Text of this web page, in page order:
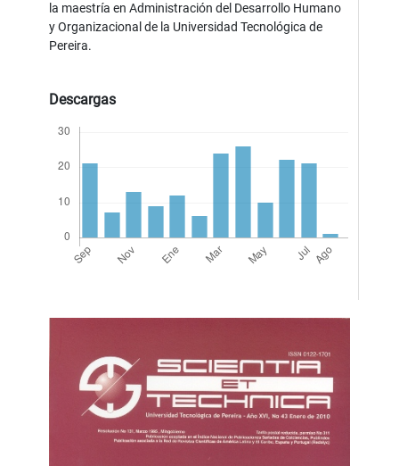
la maestría en Administración del Desarrollo Humano
y Organizacional de la Universidad Tecnológica de
Pereira.
Descargas